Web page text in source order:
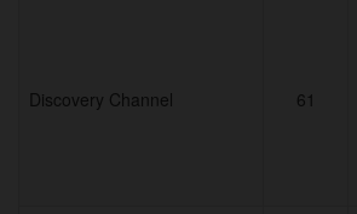
Discovery Channel 61